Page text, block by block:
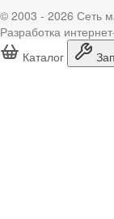
© 2003 - 2026 Сеть
Разработка
Каталог